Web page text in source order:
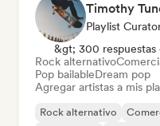
Timothy
Playlist
&gt; 300 respuestas
Rock alternativo
Pop bailableDream pop
Agregar artistas a mis
Rock alternativo